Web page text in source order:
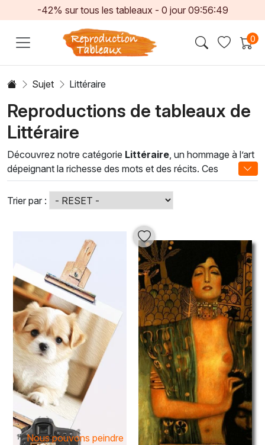
-42% sur tous les tableaux - 0 jour 09:56:47
0
Sujet Littéraire
Reproductions de tableaux de
Littéraire
Découvrez notre catégorie Littéraire , un hommage à l’art
dépeignant la richesse des mots et des récits. Ces
peintures à l'huile, créées par des artistes passionnés,
explorent des thèmes variés, allant des citations inspirantes
aux scènes emblématiques de la littérature. Chaque toile
est une invitation à plonger dans un univers où les mots
prennent vie, apportant une dose d'évasion et
d'introspection à votre intérieur.
Les techniques artistiques utilisées dans nos œuvres
littéraires sont aussi variées que leurs sujets. Allant du
réalisme méticuleux aux touches impressionnistes, chaque
peinture est un chef-d’œuvre qui saura enrichir votre
espace. En intégrant une œuvre de notre catégorie
Littérairedans votre décor, vous créerez une
atmosphère artistique qui suscite la curiosité et stimule
l’imagination, transformant votre maison en un véritable
sanctuaire de la culture et de la créativité.
Trier par :
Nous pouvons peindre